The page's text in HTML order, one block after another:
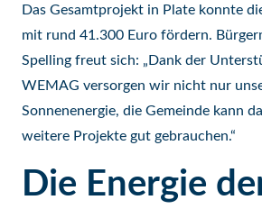
Das Gesamtprojekt in Plate konnte
mit rund 41.300 Euro fördern.
Spelling freut sich: „Dank der
WEMAG versorgen wir nicht nur
Sonnenenergie, die Gemeinde kann
weitere Projekte gut gebrauchen.“
Die Energie